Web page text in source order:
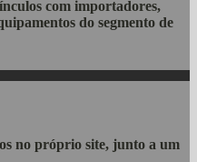
com importadores,
do segmento de
no próprio site, junto a um